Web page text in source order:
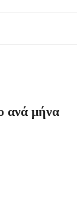
ανά μήνα